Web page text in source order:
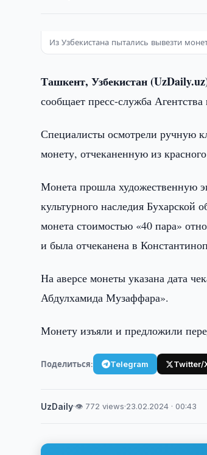
Из Узбекистана пытались вывезти
Ташкент, Узбекистан
сообщает пресс-служба Агентства
Специалисты осмотрели ручную
монету, отчеканенную из
Монета прошла художественную
культурного наследия Бухарской
монета стоимостью «40 пара»
и была отчеканена в
На аверсе монеты указана дата
Абдулхамида Музаффара».
Монету изъяли и предложили
Поделиться: Telegram Twitter/
UzDaily·👁 772 views·23.02.2024 · 00:43